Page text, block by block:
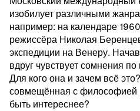
изобилует различными
например: на календаре
режиссёра Николая
экспедиции на Венеру.
вдруг чувствует сомнения
Для кого она и зачем всё
совмещённая с философией
быть интереснее?